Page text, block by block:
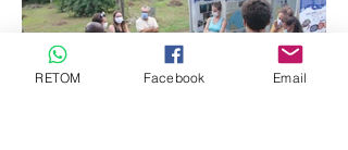
RETOM Facebook Email